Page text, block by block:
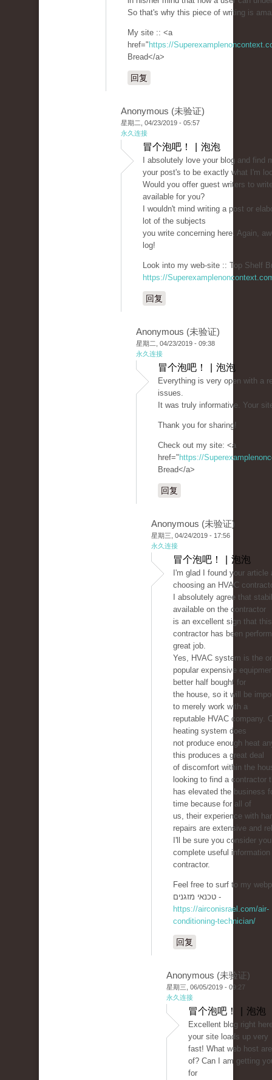
So that's why this piece of writing is
My site :: <a
href=" https://
Bread</a>
回复
Anonymous (未验证)
星期二, 04/23/2019 - 05:57
永久连接
冒个泡吧！ | 泡泡
I absolutely love your blog and find
your post's to be exactly what I'm
Would you offer guest writers to
available for you?
I wouldn't mind writing a post or
lot of the subjects
you write concerning here. Again,
log!
Look into my web-site :: Top Shelf
https://
回复
Anonymous (未验证)
星期二, 04/23/2019 - 09:38
永久连接
冒个泡吧！ | 泡泡
Everything is very open with a
issues.
It was truly informative. Your
Thank you for sharing!
Check out my site: <a
href=" https://
Bread</a>
回复
Anonymous (未验证)
星期三, 04/24/2019 - 17:56
永久连接
冒个泡吧！ | 泡泡
I'm glad I found your article
choosing an HVAC
I absolutely agree that
available on the contractor
is an excellent sign that this
contractor has been
great job.
Yes, HVAC system is the
popular expensive
better half bought for
the house, so it will be
to merely work with a
reputable HVAC company.
heating system does
not produce enough heat
this produces a great deal
of discomfort within the
looking to find a contractor
has elevated the business
time because for all of
us, their experience with
repairs are extensive and
I'll be sure you consider
complete useful information
contractor.
Feel free to surf to my
טכנאי מזגנים -
https://airconisrael.com/air-
conditioning-technician/
回复
Anonymous (未验证)
星期三, 06/05/2019 - 09:27
永久连接
冒个泡吧！ | 泡泡
Excellent blog right
your site loads up very
fast! What web host
of? Can I am getting
for